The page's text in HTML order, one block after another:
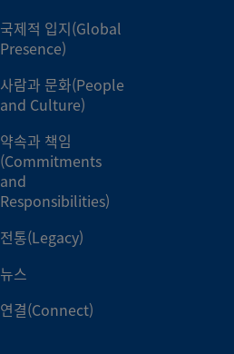
국제적 입지(Global
Presence)
사람과 문화(People
and Culture)
약속과 책임
(Commitments
and
Responsibilities)
전통(Legacy)
뉴스
연결(Connect)